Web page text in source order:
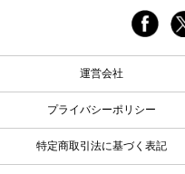
24/フリンジデ
G/グレーペイ
2026.04.23 I.W.D.Rデニム
2026.04.23 ケミカルブラ
運営会社
プライバシーポリシー
特定商取引法に基づく表記